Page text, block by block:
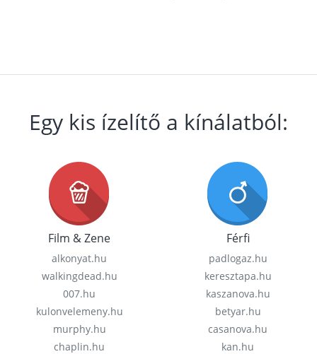
Egy kis ízelítő a kínálatból:
Film & Zene
alkonyat.hu
walkingdead.hu
007.hu
kulonvelemeny.hu
murphy.hu
chaplin.hu
Férfi
padlogaz.hu
keresztapa.hu
kaszanova.hu
betyar.hu
casanova.hu
kan.hu